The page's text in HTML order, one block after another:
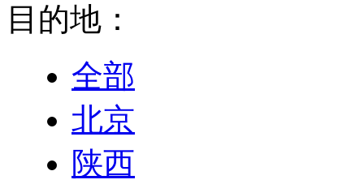
目的地：
全部
北京
陕西